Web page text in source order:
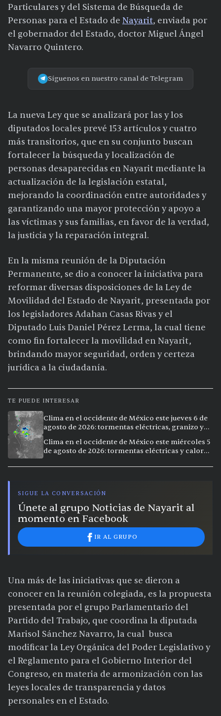
Particulares y del Sistema de Búsqueda de
Personas para el Estado de Nayarit, enviada por
el gobernador del Estado, doctor Miguel Ángel
Navarro Quintero.
Síguenos en nuestro canal de Telegram
La nueva Ley que se analizará por las y los
diputados locales prevé 153 artículos y cuatro
más transitorios, que en su conjunto buscan
fortalecer la búsqueda y localización de
personas desaparecidas en Nayarit mediante la
actualización de la legislación estatal,
mejorando la coordinación entre autoridades y
garantizando una mayor protección y apoyo a
las víctimas y sus familias, en favor de la verdad,
la justicia y la reparación integral.
En la misma reunión de la Diputación
Permanente, se dio a conocer la iniciativa para
reformar diversas disposiciones de la Ley de
Movilidad del Estado de Nayarit, presentada por
los legisladores Adahan Casas Rivas y el
Diputado Luis Daniel Pérez Lerma, la cual tiene
como fin fortalecer la movilidad en Nayarit,
brindando mayor seguridad, orden y certeza
jurídica a la ciudadanía.
TE PUEDE INTERESAR
Clima en el occidente de México este jueves 6 de
agosto de 2026: tormentas eléctricas, granizo y
Clima en el occidente de México este miércoles 5
de agosto de 2026: tormentas eléctricas y calor
SIGUE LA CONVERSACIÓN
Únete al grupo Noticias de Nayarit al
momento en Facebook
IR AL GRUPO
Una más de las iniciativas que se dieron a
conocer en la reunión colegiada, es la propuesta
presentada por el grupo Parlamentario del
Partido del Trabajo, que coordina la diputada
Marisol Sánchez Navarro, la cual busca
modificar la Ley Orgánica del Poder Legislativo y
el Reglamento para el Gobierno Interior del
Congreso, en materia de armonización con las
leyes locales de transparencia y datos
personales en el Estado.